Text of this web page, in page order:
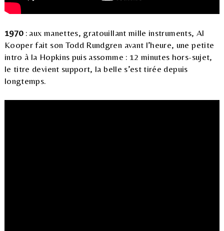
1970: aux manettes, gratouillant mille instruments, Al
Kooper fait son Todd Rundgren avant l’heure, une petite
intro à la Hopkins puis assomme : 12 minutes hors-sujet,
le titre devient support, la belle s’est tirée depuis
longtemps.